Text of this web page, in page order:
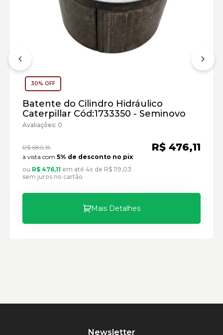
Forwarder Caterpillar:
Marca:
Material:
Modelo:
Comprimento:
Largura:
Altura:
30% OFF
Batente do Cilindro Hidráulico
Caterpillar Cód:1733350 - Seminovo
Avaliações: 0
R$ 680,15 R$ 476,11
à vista com 5% de desconto no pix
ou R$ 476,11 em até 4x de R$ 119,03
sem juros no cartão
Mais Detalhes
Newsletter